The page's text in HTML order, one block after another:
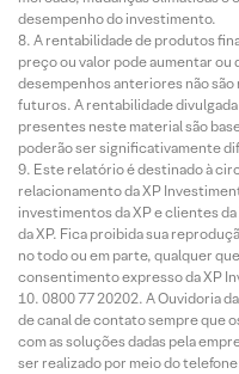
desempenho do investimento.
A rentabilidade de produtos
preço ou valor pode aumentar
desempenhos anteriores não
futuros. A rentabilidade
presentes neste material são
poderão ser significativamente
Este relatório é destinado à
relacionamento da XP
investimentos da XP e clientes
da XP. Fica proibida sua
no todo ou em parte, qualquer
consentimento expresso da XP
0800 77 20202. A Ouvidoria
de canal de contato sempre que
com as soluções dadas pela
ser realizado por meio do